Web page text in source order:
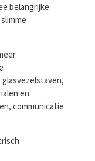
belangrijke
en
communicatie